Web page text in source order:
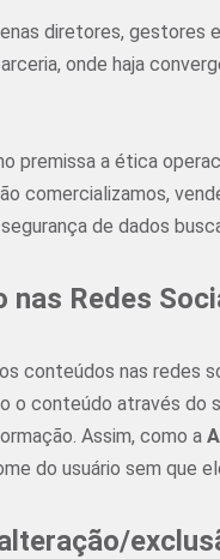
diretores, gestores
onde haja
premissa a ética
comercializamos,
de dados
nas Redes
conteúdos nas redes
conteúdo através do
Assim, como a
do usuário sem que